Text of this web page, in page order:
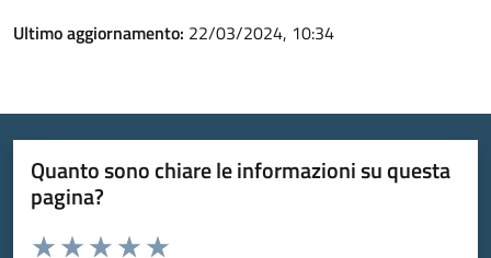
Ultimo aggiornamento: 22/03/2024, 10:34
Quanto sono chiare le informazioni su questa
pagina?
Valuta da 1 a 5 stelle la pagina